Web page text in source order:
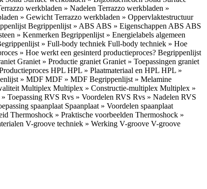
werkbladen » Nadelen Terrazzo werkbladen »
» Gewicht Terrazzo werkbladen » Oppervlaktestructuur
Begrippenlijst » ABS ABS » Eigenschappen ABS ABS
» Kenmerken Begrippenlijst » Energielabels algemeen
» Full-body techniek Full-body techniek » Hoe
» Hoe werkt een gesinterd productieproces? Begrippenlijst
Graniet » Productie graniet Graniet » Toepassingen graniet
HPL HPL » Plaatmateriaal en HPL HPL »
» MDF MDF » MDF Begrippenlijst » Melamine
Multiplex Multiplex » Constructie-multiplex Multiplex »
Toepassing RVS Rvs » Voordelen RVS Rvs » Nadelen RVS
spaanplaat Spaanplaat » Voordelen spaanplaat
Thermoshock » Praktische voorbeelden Thermoshock »
V-groove techniek » Werking V-groove V-groove